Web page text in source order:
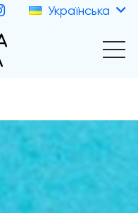
Українська